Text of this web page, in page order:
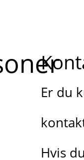
Er du
Hvis